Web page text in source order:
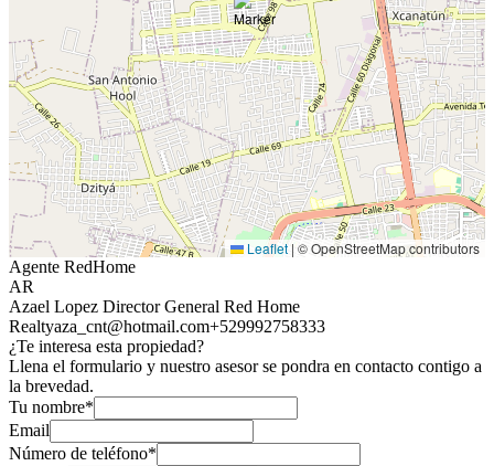
Leaflet | © OpenStreetMap contributors
Agente RedHome
AR
Azael Lopez Director General Red Home
Realtyaza_cnt@hotmail.com+529992758333
¿Te interesa esta propiedad?
Llena el formulario y nuestro asesor se pondra en contacto contigo a
la brevedad.
Tu nombre*
Email
Número de teléfono*